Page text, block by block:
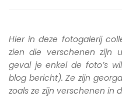
Hier in deze fotogalerij
zien die verschenen zijn
geval je enkel de foto’s
blog bericht). Ze zijn
zoals ze zijn verschenen in